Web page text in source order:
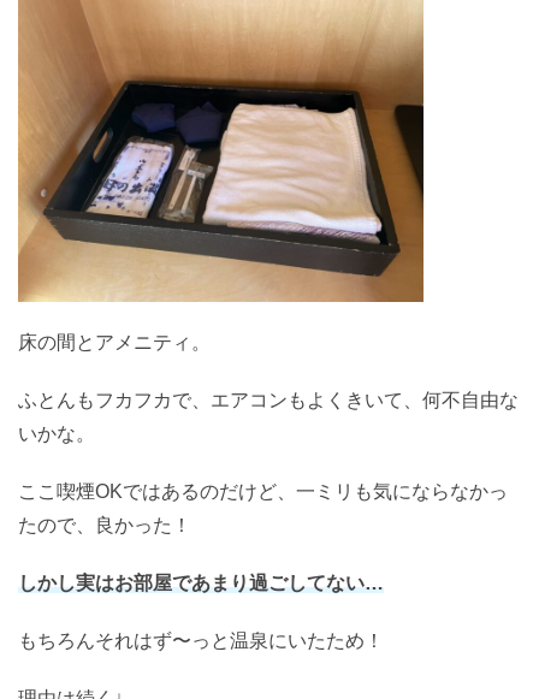
床の間とアメニティ。
ふとんもフカフカで、エアコンもよくきいて、何不自由な
いかな。
ここ喫煙OKではあるのだけど、一ミリも気にならなかっ
たので、良かった！
しかし実はお部屋であまり過ごしてない…
もちろんそれはず〜っと温泉にいたため！